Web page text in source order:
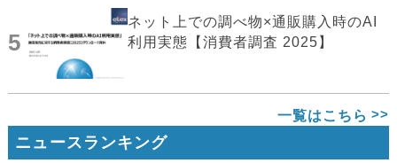
5
ネット上での調べ物×通販購入時のAI
利用実態【消費者調査 2025】
一覧はこちら
ニュースランキング